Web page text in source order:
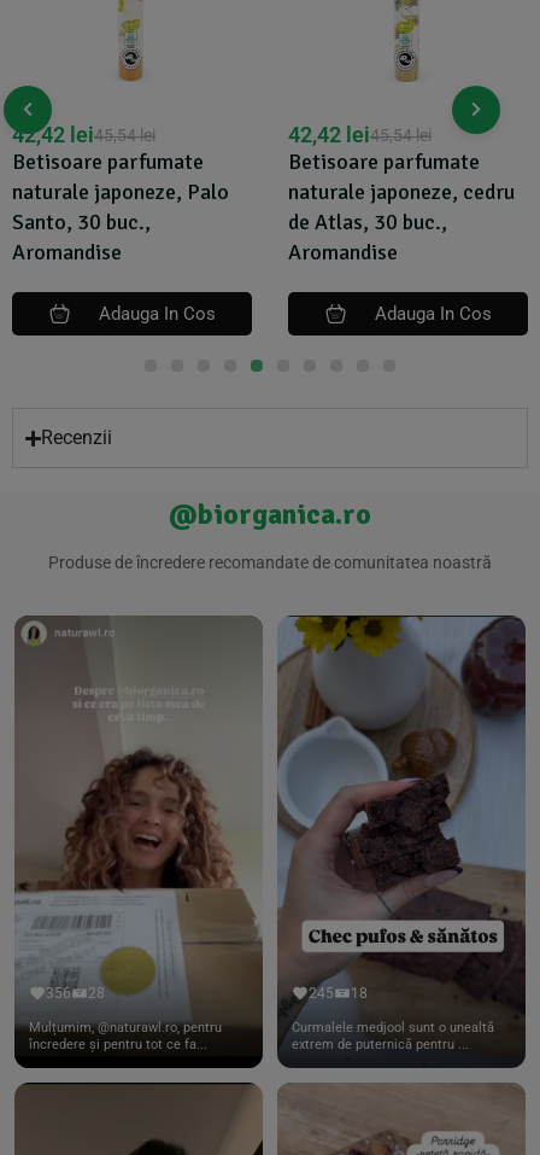
Betisoare parfumate
naturale japoneze, Palo
Santo, 30 buc.,
Aromandise
45,54lei
42,42 lei
Adauga In Cos
Betisoare parfumate
naturale japoneze, cedru
de Atlas, 30 buc.,
Aromandise
45,54lei
42,42 lei
Adauga In Cos
Recenzii
@biorganica.ro
Produse de încredere recomandate de comunitatea noastră
356 28
Mulțumim, @naturawl.ro, pentru
încredere și pentru tot ce fa...
245 18
Curmalele medjool sunt o unealtă
extrem de puternică pentru ...